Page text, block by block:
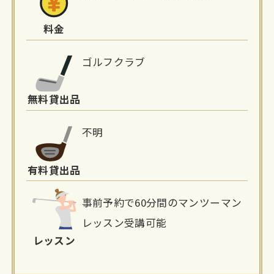
料金
無料貸出品
ゴルフクラブ
有料貸出品
不明
レッスン
事前予約で60分間のマンツーマン
レッスン受講可能